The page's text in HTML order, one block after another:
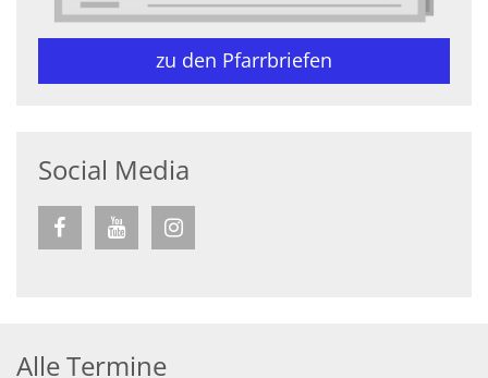
zu den Pfarrbriefen
Social Media
Alle Termine